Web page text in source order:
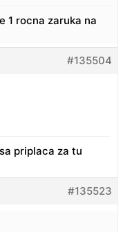
1 rocna zaruka na
#135504
priplaca za tu
#135523